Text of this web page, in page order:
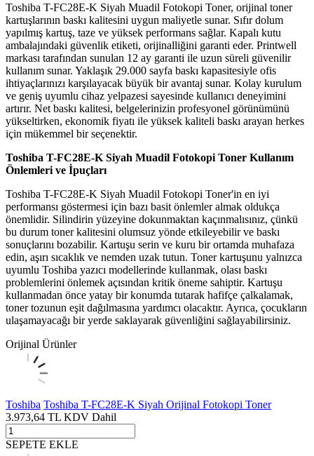
Toshiba T-FC28E-K Siyah Muadil Fotokopi Toner, orijinal toner
kartuşlarının baskı kalitesini uygun maliyetle sunar. Sıfır dolum
yapılmış kartuş, taze ve yüksek performans sağlar. Kapalı kutu
ambalajındaki güvenlik etiketi, orijinalliğini garanti eder. Printwell
markası tarafından sunulan 12 ay garanti ile uzun süreli güvenilir
kullanım sunar. Yaklaşık 29.000 sayfa baskı kapasitesiyle ofis
ihtiyaçlarınızı karşılayacak büyük bir avantaj sunar. Kolay kurulum
ve geniş uyumlu cihaz yelpazesi sayesinde kullanıcı deneyimini
artırır. Net baskı kalitesi, belgelerinizin profesyonel görünümünü
yükseltirken, ekonomik fiyatı ile yüksek kaliteli baskı arayan herkes
için mükemmel bir seçenektir.
Toshiba T-FC28E-K Siyah Muadil Fotokopi Toner Kullanım
Önlemleri ve İpuçları
Toshiba T-FC28E-K Siyah Muadil Fotokopi Toner'in en iyi
performansı göstermesi için bazı basit önlemler almak oldukça
önemlidir. Silindirin yüzeyine dokunmaktan kaçınmalısınız, çünkü
bu durum toner kalitesini olumsuz yönde etkileyebilir ve baskı
sonuçlarını bozabilir. Kartuşu serin ve kuru bir ortamda muhafaza
edin, aşırı sıcaklık ve nemden uzak tutun. Toner kartuşunu yalnızca
uyumlu Toshiba yazıcı modellerinde kullanmak, olası baskı
problemlerini önlemek açısından kritik öneme sahiptir. Kartuşu
kullanmadan önce yatay bir konumda tutarak hafifçe çalkalamak,
toner tozunun eşit dağılmasına yardımcı olacaktır. Ayrıca, çocukların
ulaşamayacağı bir yerde saklayarak güvenliğini sağlayabilirsiniz.
Orijinal Ürünler
Toshiba Toshiba T-FC28E-K Siyah Orijinal Fotokopi Toner
3.973,64 TL KDV Dahil
SEPETE EKLE